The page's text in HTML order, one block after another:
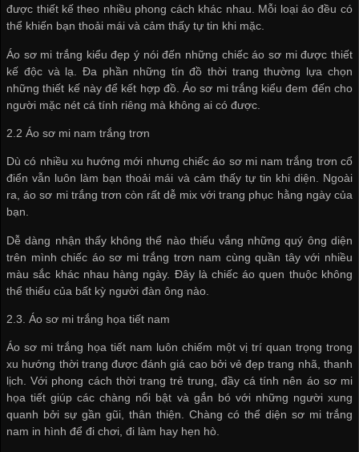
được thiết kế theo nhiều phong cách khác nhau. Mỗi loại áo đều có
thể khiến bạn thoải mái và cảm thấy tự tin khi mặc.
Áo sơ mi trắng kiểu đẹp ý nói đến những chiếc áo sơ mi được thiết
kế độc và lạ. Đa phần những tín đồ thời trang thường lựa chọn
những thiết kế này để kết hợp đồ. Áo sơ mi trắng kiểu đem đến cho
người mặc nét cá tính riêng mà không ai có được.
2.2 Áo sơ mi nam trắng trơn
Dù có nhiều xu hướng mới nhưng chiếc áo sơ mi nam trắng trơn cổ
điển vẫn luôn làm bạn thoải mái và cảm thấy tự tin khi diện. Ngoài
ra, áo sơ mi trắng trơn còn rất dễ mix với trang phục hằng ngày của
bạn.
Dễ dàng nhận thấy không thể nào thiếu vắng những quý ông diện
trên mình chiếc áo sơ mi trắng trơn nam cùng quần tây với nhiều
màu sắc khác nhau hàng ngày. Đây là chiếc áo quen thuộc không
thể thiếu của bất kỳ người đàn ông nào.
2.3. Áo sơ mi trắng họa tiết nam
Áo sơ mi trắng họa tiết nam luôn chiếm một vị trí quan trọng trong
xu hướng thời trang được đánh giá cao bởi vẻ đẹp trang nhã, thanh
lịch. Với phong cách thời trang trẻ trung, đầy cá tính nên áo sơ mi
họa tiết giúp các chàng nổi bật và gắn bó với những người xung
quanh bởi sự gần gũi, thân thiện. Chàng có thể diện sơ mi trắng
nam in hình để đi chơi, đi làm hay hẹn hò.